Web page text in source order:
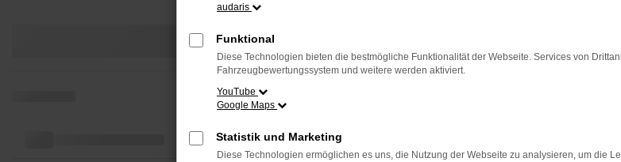
audaris
Funktional
Diese Technologien bieten die bestmögliche Funktionalität der Webseite. Services von
Fahrzeugbewertungssystem und weitere werden aktiviert.
YouTube
Google Maps
Statistik und Marketing
Diese Technologien ermöglichen es uns, die Nutzung der Webseite zu analysieren, um die